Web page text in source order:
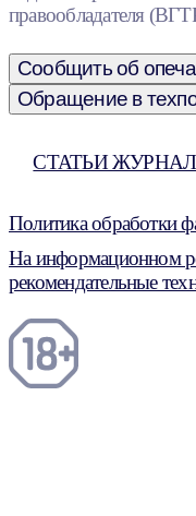
правообладателя
Сообщить об
Обращение в
СТАТЬИ
Политика обработки
На информационном
рекомендательные